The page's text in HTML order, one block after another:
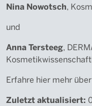
Nina Nowotsch,
und
Anna Tersteeg,
Erfahre hier mehr
Zuletzt aktualisiert: